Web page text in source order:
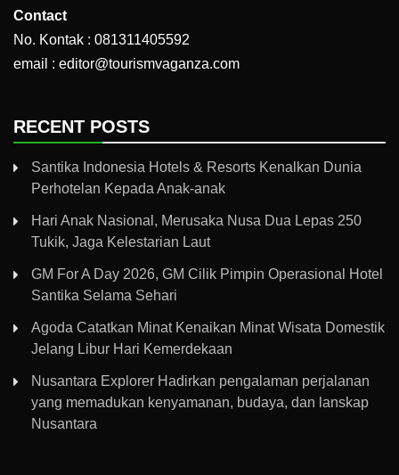
Contact
No. Kontak : 081311405592
email : editor@tourismvaganza.com
RECENT POSTS
Santika Indonesia Hotels & Resorts Kenalkan Dunia
Perhotelan Kepada Anak-anak
Hari Anak Nasional, Merusaka Nusa Dua Lepas 250
Tukik, Jaga Kelestarian Laut
GM For A Day 2026, GM Cilik Pimpin Operasional Hotel
Santika Selama Sehari
Agoda Catatkan Minat Kenaikan Minat Wisata Domestik
Jelang Libur Hari Kemerdekaan
Nusantara Explorer Hadirkan pengalaman perjalanan
yang memadukan kenyamanan, budaya, dan lanskap
Nusantara